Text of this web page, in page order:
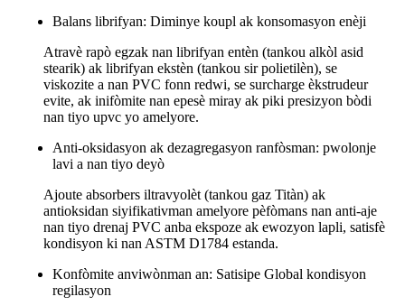
Balans librifyan: Diminye koupl ak konsomasyon enèji
Atravè rapò egzak nan librifyan entèn (tankou alkòl asid
stearik) ak librifyan ekstèn (tankou sir polietilèn), se
viskozite a nan PVC fonn redwi, se surcharge èkstrudeur
evite, ak inifòmite nan epesè miray ak piki presizyon bòdi
nan tiyo upvc yo amelyore.
Anti-oksidasyon ak dezagregasyon ranfòsman: pwolonje
lavi a nan tiyo deyò
Ajoute absorbers iltravyolèt (tankou gaz Titàn) ak
antioksidan siyifikativman amelyore pèfòmans nan anti-aje
nan tiyo drenaj PVC anba ekspoze ak ewozyon lapli, satisfè
kondisyon ki nan ASTM D1784 estanda.
Konfòmite anviwònman an: Satisipe Global kondisyon
regilasyon